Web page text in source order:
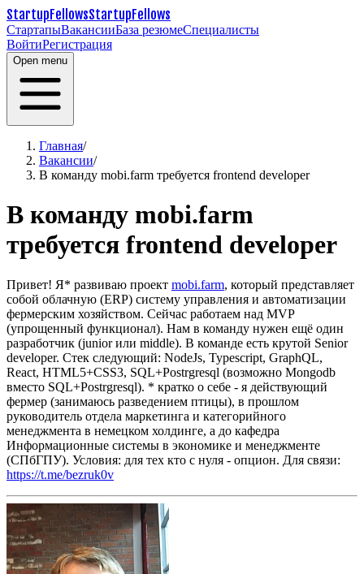
StartupFellowsStartupFellows
СтартапыВакансииБаза резюмеСпециалисты
ВойтиРегистрация
Open menu
Главная/
Вакансии/
В команду mobi.farm требуется frontend developer
В команду mobi.farm
требуется frontend developer
Привет! Я* развиваю проект mobi.farm, который представляет
собой облачную (ERP) систему управления и автоматизации
фермерским хозяйством. Сейчас работаем над MVP
(упрощенный функционал). Нам в команду нужен ещё один
разработчик (junior или middle). В команде есть крутой Senior
developer. Стек следующий: NodeJs, Typescript, GraphQL,
React, HTML5+CSS3, SQL+Postrgresql (возможно Mongodb
вместо SQL+Postrgresql). * кратко о себе - я действующий
фермер (занимаюсь разведением птицы), в прошлом
руководитель отдела маркетинга и категорийного
менеджмента в немецком холдинге, а до кафедра
Информационные системы в экономике и менеджменте
(СПбГПУ). Условия: для тех кто с нуля - опцион. Для связи:
https://t.me/bezruk0v